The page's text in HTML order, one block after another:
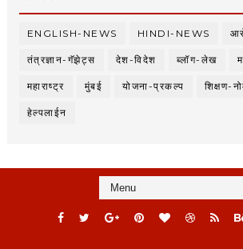
ENGLISH-NEWS HINDI-NEWS
तंत्रज्ञान-गॅझेट्स देश-विदेश ब्लॉग-लेख
महाराष्ट्र मुंबई योजना-प्रकल्प शिक्षण-
हेल्पलाईन